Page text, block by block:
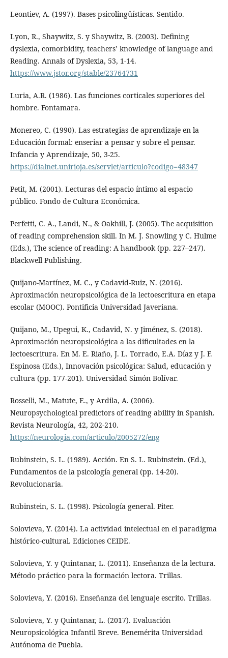
Leontiev, A. (1997). Bases psicolingüísticas. Sentido.
Lyon, R., Shaywitz, S. y Shaywitz, B. (2003). Defining
dyslexia, comorbidity, teachers’ knowledge of language and
Reading. Annals of Dyslexia, 53, 1-14.
https://www.jstor.org/stable/23764731
Luria, A.R. (1986). Las funciones corticales superiores del
hombre. Fontamara.
Monereo, C. (1990). Las estrategias de aprendizaje en la
Educación formal: enseriar a pensar y sobre el pensar.
Infancia y Aprendizaje, 50, 3-25.
https://dialnet.unirioja.es/servlet/articulo?codigo=48347
Petit, M. (2001). Lecturas del espacio íntimo al espacio
público. Fondo de Cultura Económica.
Perfetti, C. A., Landi, N., & Oakhill, J. (2005). The acquisition
of reading comprehension skill. In M. J. Snowling y C. Hulme
(Eds.), The science of reading: A handbook (pp. 227–247).
Blackwell Publishing.
Quijano-Martínez, M. C., y Cadavid-Ruiz, N. (2016).
Aproximación neuropsicológica de la lectoescritura en etapa
escolar (MOOC). Pontificia Universidad Javeriana.
Quijano, M., Upegui, K., Cadavid, N. y Jiménez, S. (2018).
Aproximación neuropsicológica a las dificultades en la
lectoescritura. En M. E. Riaño, J. L. Torrado, E.A. Díaz y J. F.
Espinosa (Eds.), Innovación psicológica: Salud, educación y
cultura (pp. 177-201). Universidad Simón Bolívar.
Rosselli, M., Matute, E., y Ardila, A. (2006).
Neuropsychological predictors of reading ability in Spanish.
Revista Neurología, 42, 202-210.
https://neurologia.com/articulo/2005272/eng
Rubinstein, S. L. (1989). Acción. En S. L. Rubinstein. (Ed.),
Fundamentos de la psicología general (pp. 14-20).
Revolucionaria.
Rubinstein, S. L. (1998). Psicología general. Piter.
Solovieva, Y. (2014). La actividad intelectual en el paradigma
histórico-cultural. Ediciones CEIDE.
Solovieva, Y. y Quintanar, L. (2011). Enseñanza de la lectura.
Método práctico para la formación lectora. Trillas.
Solovieva, Y. (2016). Enseñanza del lenguaje escrito. Trillas.
Solovieva, Y. y Quintanar, L. (2017). Evaluación
Neuropsicológica Infantil Breve. Benemérita Universidad
Autónoma de Puebla.